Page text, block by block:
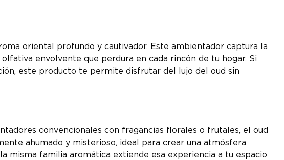
oriental profundo y cautivador. Este ambientador captura la
envolvente que perdura en cada rincón de tu hogar. Si
este producto te permite disfrutar del lujo del oud sin
convencionales con fragancias florales o frutales, el oud
ahumado y misterioso, ideal para crear una atmósfera
misma familia aromática extiende esa experiencia a tu espacio